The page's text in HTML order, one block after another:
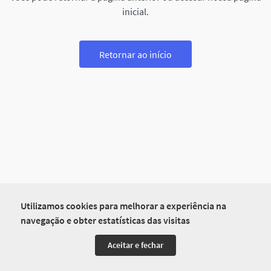
Utilizamos cookies para melhorar a experiência na
navegação e obter estatísticas das visitas
Aceitar e fechar
inicial.
Retornar ao início